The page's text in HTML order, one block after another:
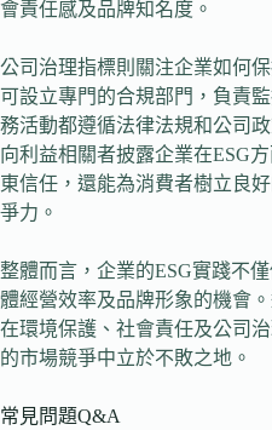
會責任感及品牌知名度。
公司治理指標則關注企業如何
可設立專門的合規部門，負責
務活動都遵循法律法規和公司
向利益相關者披露企業在ESG
東信任，還能為消費者樹立良
爭力。
整體而言，企業的ESG實踐不
體經營效率及品牌形象的機會
在環境保護、社會責任及公司
的市場競爭中立於不敗之地。
常見問題Q&A